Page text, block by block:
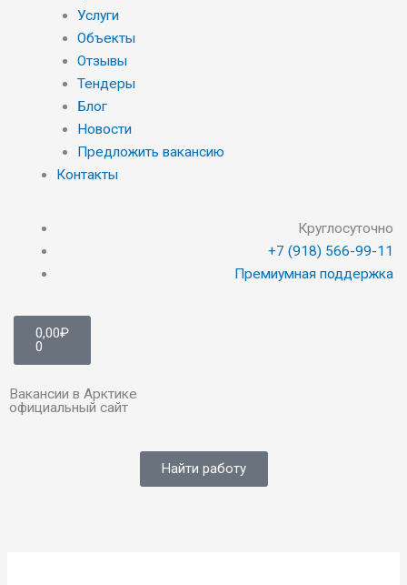
Услуги
Объекты
Отзывы
Тендеры
Блог
Новости
Предложить вакансию
Контакты
Круглосуточно
+7 (918) 566-99-11
Премиумная поддержка
0,00₽
0
Cart
Вакансии в Арктике
официальный сайт
Найти работу